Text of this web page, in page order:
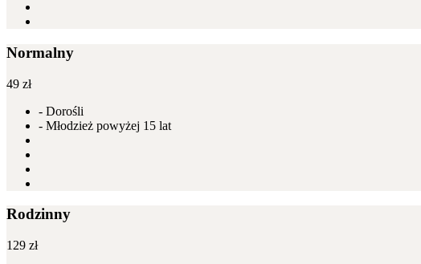
Normalny
49 zł
- Dorośli
- Młodzież powyżej 15 lat
Rodzinny
129 zł